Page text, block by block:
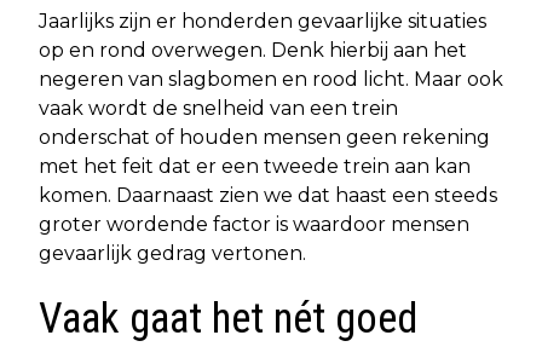
Jaarlijks zijn er honderden gevaarlijke situaties
op en rond overwegen. Denk hierbij aan het
negeren van slagbomen en rood licht. Maar ook
vaak wordt de snelheid van een trein
onderschat of houden mensen geen rekening
met het feit dat er een tweede trein aan kan
komen. Daarnaast zien we dat haast een steeds
groter wordende factor is waardoor mensen
gevaarlijk gedrag vertonen.
Vaak gaat het nét goed